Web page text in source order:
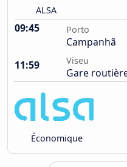
ALSA
09:45 Porto
Campanhã
11:59
Viseu
Gare
Économique